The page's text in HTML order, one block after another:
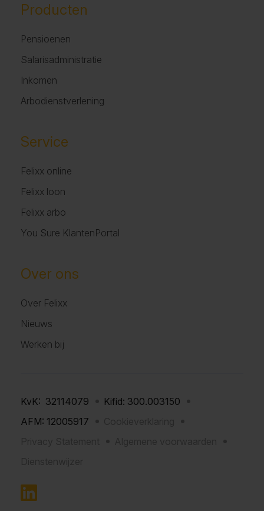
Producten
Pensioenen
Salarisadministratie
Inkomen
Arbodienstverlening
Service
Felixx online
Felixx loon
Felixx arbo
You Sure KlantenPortal
Over ons
Over Felixx
Nieuws
Werken bij
KvK: 32114079
Kifid: 300.003150
AFM: 12005917